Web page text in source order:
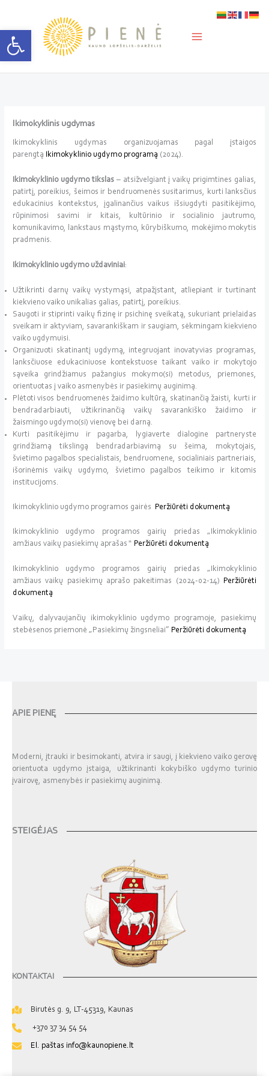
Open toolbar
turinio
Ikimokyklinis ugdymas
Ikimokyklinis ugdymas organizuojamas pagal įstaigos
parengtą Ikimokyklinio ugdymo programą (2024).
Ikimokyklinio ugdymo tikslas – atsižvelgiant į vaikų prigimtines galias,
patirtį, poreikius, šeimos ir bendruomenės susitarimus, kurti lanksčius
edukacinius kontekstus, įgalinančius vaikus išsiugdyti pasitikėjimo,
rūpinimosi savimi ir kitais, kultūrinio ir socialinio jautrumo,
komunikavimo, lankstaus mąstymo, kūrybiškumo, mokėjimo mokytis
pradmenis.
Ikimokyklinio ugdymo uždaviniai:
Užtikrinti darnų vaikų vystymąsi, atpažįstant, atliepiant ir turtinant
kiekvieno vaiko unikalias galias, patirtį, poreikius.
Saugoti ir stiprinti vaikų fizinę ir psichinę sveikatą, sukuriant prielaidas
sveikam ir aktyviam, savarankiškam ir saugiam, sėkmingam kiekvieno
vaiko ugdymuisi.
Organizuoti skatinantį ugdymą, integruojant inovatyvias programas,
lanksčiuose edukaciniuose kontekstuose taikant vaiko ir mokytojo
sąveika grindžiamus pažangius mokymo(si) metodus, priemones,
orientuotas į vaiko asmenybės ir pasiekimų auginimą.
Plėtoti visos bendruomenės žaidimo kultūrą, skatinančią žaisti, kurti ir
bendradarbiauti, užtikrinančią vaikų savarankiško žaidimo ir
žaismingo ugdymo(si) vienovę bei darną.
Kurti pasitikėjimu ir pagarba, lygiaverte dialogine partneryste
grindžiamą tikslingą bendradarbiavimą su šeima, mokytojais,
švietimo pagalbos specialistais, bendruomene, socialiniais partneriais,
išorinėmis vaikų ugdymo, švietimo pagalbos teikimo ir kitomis
institucijoms.
Ikimokyklinio ugdymo programos gairės Peržiūrėti dokumentą
Ikimokyklinio ugdymo programos gairių priedas „Ikimokyklinio
amžiaus vaikų pasiekimų aprašas “ Peržiūrėti dokumentą
Ikimokyklinio ugdymo programos gairių priedas „Ikimokyklinio
amžiaus vaikų pasiekimų aprašo pakeitimas (2024-02-14) Peržiūrėti
dokumentą
Vaikų, dalyvaujančių ikimokyklinio ugdymo programoje, pasiekimų
stebėsenos priemonė „Pasiekimų žingsneliai” Peržiūrėti dokumentą
APIE PIENĘ
Moderni, įtrauki ir besimokanti, atvira ir saugi, į kiekvieno vaiko gerovę
orientuota ugdymo įstaiga, užtikrinanti kokybiško ugdymo turinio
įvairovę, asmenybės ir pasiekimų auginimą.
STEIGĖJAS
KONTAKTAI
Birutės g. 9, LT-45319, Kaunas
+370 37 34 54 54
El. paštas info@kaunopiene.lt